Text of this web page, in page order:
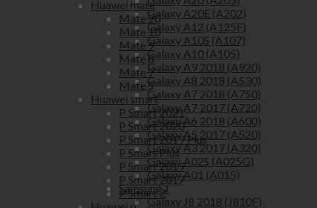
Galaxy A20E (A202)
Galaxy A12 (A125F)
Galaxy A10S (A107)
Galaxy A10 (A105)
Galaxy A9 2018 (A920)
Galaxy A8 2018 (A530)
Galaxy A7 2018 (A750)
Galaxy A7 2017 (A720)
Galaxy A6 2018 (A600)
Galaxy A5 2017 (A520)
Galaxy A3 2017 (A320)
Galaxy A02S (A025G)
Galaxy A01 (A015)
Samsung J
Galaxy J8 2018 (J810F)
Huawei mate
Mate 20
Mate 10
Mate 9
Mate 8
Mate 7
Mate S
Huawei smart
P Smart 2021
P Smart 2020
P Smart 2019 Plus
P Smart Plus
P Smart 2019
P Smart 2017
P Smart Z